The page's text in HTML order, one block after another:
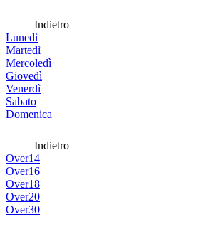
Indietro
Lunedì
Martedì
Mercoledì
Giovedì
Venerdì
Sabato
Domenica
Indietro
Over14
Over16
Over18
Over20
Over30